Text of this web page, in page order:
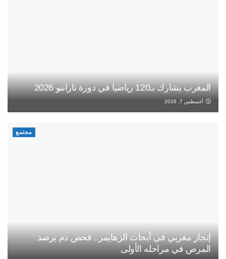
المغرب يشارك بـ120 رياضيا في دورة تارانتو 2026
أغسطس 7, 2026
مجتمع
إنجاز مغربي في أبحاث الزهايمر.. فحص دم يرصد
المرض في مراحله الأولى